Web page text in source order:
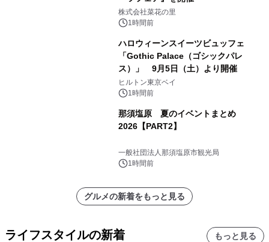
株式会社菜花の里
1時間前
ハロウィーンスイーツビュッフェ
「Gothic Palace（ゴシックパレ
ス）」 9月5日（土）より開催
ヒルトン東京ベイ
1時間前
那須塩原 夏のイベントまとめ
2026【PART2】
一般社団法人那須塩原市観光局
1時間前
グルメの新着をもっと見る
ライフスタイルの新着 もっと見る